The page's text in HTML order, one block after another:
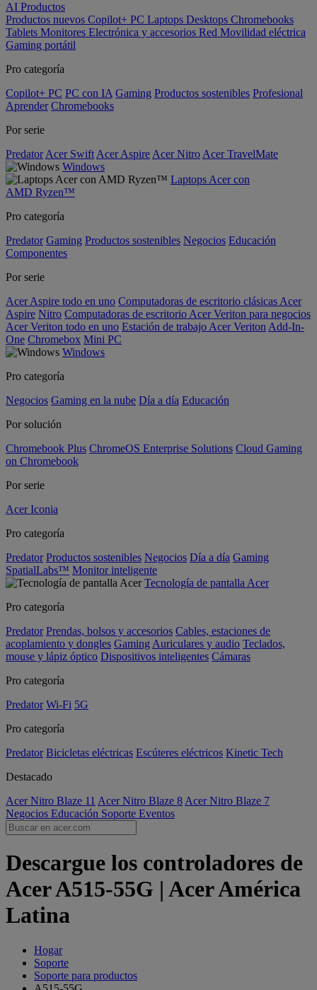
AI Productos
Productos nuevos Copilot+ PC Laptops Desktops Chromebooks
Tablets Monitores Electrónica y accesorios Red Movilidad eléctrica
Gaming portátil
Pro categoría
Copilot+ PC PC con IA Gaming Productos sostenibles Profesional
Aprender Chromebooks
Por serie
Predator Acer Swift Acer Aspire Acer Nitro Acer TravelMate
Windows
Laptops Acer con
AMD Ryzen™
Pro categoría
Predator Gaming Productos sostenibles Negocios Educación
Componentes
Por serie
Acer Aspire todo en uno Computadoras de escritorio clásicas Acer
Aspire Nitro Computadoras de escritorio Acer Veriton para negocios
Acer Veriton todo en uno Estación de trabajo Acer Veriton Add-In-
One Chromebox Mini PC
Windows
Pro categoría
Negocios Gaming en la nube Día a día Educación
Por solución
Chromebook Plus ChromeOS Enterprise Solutions Cloud Gaming
on Chromebook
Por serie
Acer Iconia
Pro categoría
Predator Productos sostenibles Negocios Día a día Gaming
SpatialLabs™ Monitor inteligente
Tecnología de pantalla Acer
Pro categoría
Predator Prendas, bolsos y accesorios Cables, estaciones de
acoplamiento y dongles Gaming Auriculares y audio Teclados,
mouse y lápiz óptico Dispositivos inteligentes Cámaras
Pro categoría
Predator Wi-Fi 5G
Pro categoría
Predator Bicicletas eléctricas Escúteres eléctricos Kinetic Tech
Destacado
Acer Nitro Blaze 11 Acer Nitro Blaze 8 Acer Nitro Blaze 7
Negocios Educación Soporte Eventos
Descargue los controladores de
Acer A515-55G | Acer América
Latina
Hogar
Soporte
Soporte para productos